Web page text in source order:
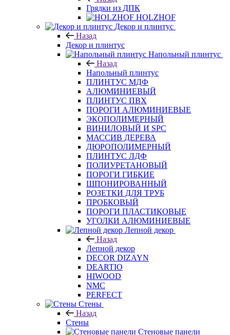
Грядки из ДПК
HOLZHOF
Декор и плинтус
Назад
Декор и плинтус
Напольный плинтус
Назад
Напольный плинтус
ПЛИНТУС МДФ
АЛЮМИНИЕВЫЙ
ПЛИНТУС ПВХ
ПОРОГИ АЛЮМИНИЕВЫЕ
ЭКОПОЛИМЕРНЫЙ
ВИНИЛОВЫЙ И SPC
МАССИВ ДЕРЕВА
ДЮРОПОЛИМЕРНЫЙ
ПЛИНТУС ЛДФ
ПОЛИУРЕТАНОВЫЙ
ПОРОГИ ГИБКИЕ
ШПОНИРОВАННЫЙ
РОЗЕТКИ ДЛЯ ТРУБ
ПРОБКОВЫЙ
ПОРОГИ ПЛАСТИКОВЫЕ
УГОЛКИ АЛЮМИНИЕВЫЕ
Лепной декор
Назад
Лепной декор
DECOR DIZAYN
DEARTIO
HIWOOD
NMC
PERFECT
Стены
Назад
Стены
Стеновые панели